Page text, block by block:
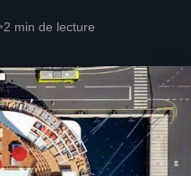
•2 min de lecture